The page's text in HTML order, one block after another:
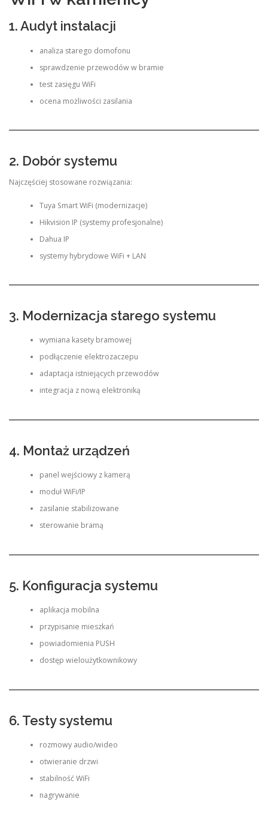
1. Audyt instalacji
analiza starego domofonu
sprawdzenie przewodów w bramie
test zasięgu WiFi
ocena możliwości zasilania
2. Dobór systemu
Najczęściej stosowane rozwiązania:
Tuya Smart WiFi (modernizacje)
Hikvision IP (systemy profesjonalne)
Dahua IP
systemy hybrydowe WiFi + LAN
3. Modernizacja starego systemu
wymiana kasety bramowej
podłączenie elektrozaczepu
adaptacja istniejących przewodów
integracja z nową elektroniką
4. Montaż urządzeń
panel wejściowy z kamerą
moduł WiFi/IP
zasilanie stabilizowane
sterowanie bramą
5. Konfiguracja systemu
aplikacja mobilna
przypisanie mieszkań
powiadomienia PUSH
dostęp wieloużytkownikowy
6. Testy systemu
rozmowy audio/wideo
otwieranie drzwi
stabilność WiFi
nagrywanie